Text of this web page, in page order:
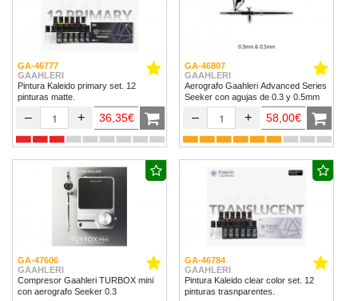
GA-46777
GAAHLERI
Pintura Kaleido primary set. 12
pinturas matte.
– + 36,35€
GA-46807
GAAHLERI
Aerografo Gaahleri Advanced Series
Seeker con agujas de 0.3 y 0.5mm
– + 58,00€
GA-47606
GAAHLERI
Compresor Gaahleri TURBOX mini
con aerografo Seeker 0.3
GA-46784
GAAHLERI
Pintura Kaleido clear color set. 12
pinturas trasnparentes.